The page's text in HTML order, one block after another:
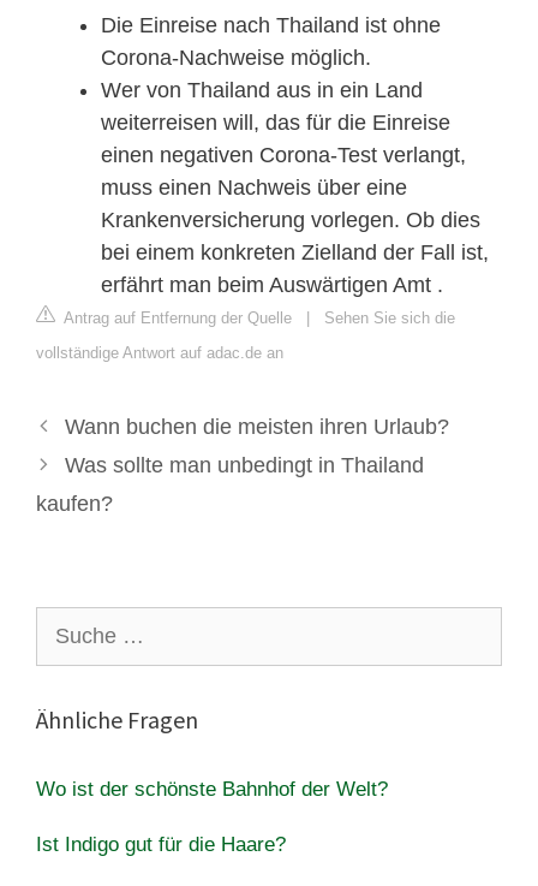
Die Einreise nach Thailand ist ohne
Corona-Nachweise möglich.
Wer von Thailand aus in ein Land
weiterreisen will, das für die Einreise
einen negativen Corona-Test verlangt,
muss einen Nachweis über eine
Krankenversicherung vorlegen. Ob dies
bei einem konkreten Zielland der Fall ist,
erfährt man beim Auswärtigen Amt .
Antrag auf Entfernung der Quelle | Sehen Sie sich die
vollständige Antwort auf adac.de an
Wann buchen die meisten ihren Urlaub?
Was sollte man unbedingt in Thailand
kaufen?
nach:
Ähnliche Fragen
Wo ist der schönste Bahnhof der Welt?
Ist Indigo gut für die Haare?